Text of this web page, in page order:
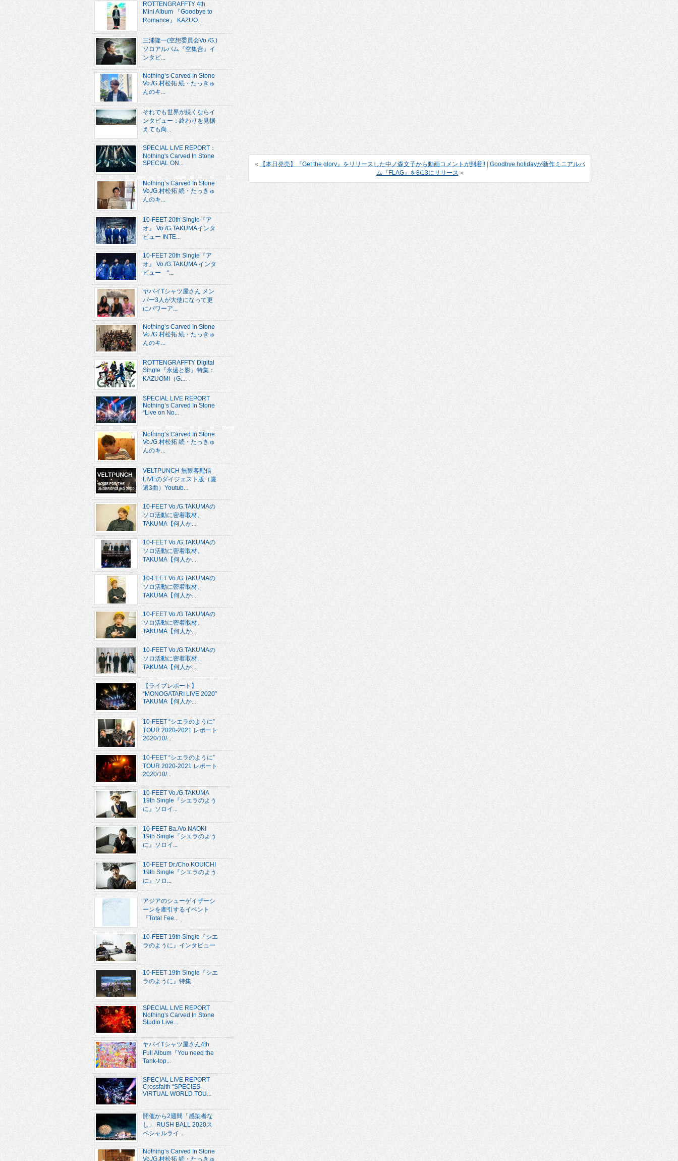
« 【本日発売】『Get the glory』をリリースした中ノ森文子から動画コメントが到着!!| Goodbye holidayが新作ミニアルバ
ム『FLAG』を8/13にリリース »
ROTTENGRAFFTY 4th
Mini Album 『Goodbye to
Romance』 KAZUO...
三浦隆一(空想委員会Vo./G.)
ソロアルバム『空集合』イ
ンタビ...
Nothing’s Carved In Stone
Vo./G.村松拓 続・たっきゅ
んのキ...
それでも世界が続くならイ
ンタビュー：終わりを見据
えても尚...
SPECIAL LIVE REPORT：
Nothing's Carved In Stone
SPECIAL ON...
Nothing’s Carved In Stone
Vo./G.村松拓 続・たっきゅ
んのキ...
10-FEET 20th Single『ア
オ』 Vo./G.TAKUMAインタ
ビュー INTE...
10-FEET 20th Single『ア
オ』 Vo./G.TAKUMA インタ
ビュー “...
ヤバイTシャツ屋さん メン
バー3人が大使になって更
にパワーア...
Nothing’s Carved In Stone
Vo./G.村松拓 続・たっきゅ
んのキ...
ROTTENGRAFFTY Digital
Single『永遠と影』特集：
KAZUOMI（G....
SPECIAL LIVE REPORT
Nothing’s Carved In Stone
“Live on No...
Nothing’s Carved In Stone
Vo./G.村松拓 続・たっきゅ
んのキ...
VELTPUNCH 無観客配信
LIVEのダイジェスト版（厳
選3曲）Youtub...
10-FEET Vo./G.TAKUMAの
ソロ活動に密着取材。
TAKUMA【何人か...
10-FEET Vo./G.TAKUMAの
ソロ活動に密着取材。
TAKUMA【何人か...
10-FEET Vo./G.TAKUMAの
ソロ活動に密着取材。
TAKUMA【何人か...
10-FEET Vo./G.TAKUMAの
ソロ活動に密着取材。
TAKUMA【何人か...
10-FEET Vo./G.TAKUMAの
ソロ活動に密着取材。
TAKUMA【何人か...
【ライブレポート】
“MONOGATARI LIVE 2020”
TAKUMA【何人か...
10-FEET “シエラのように”
TOUR 2020-2021 レポート
2020/10/...
10-FEET “シエラのように”
TOUR 2020-2021 レポート
2020/10/...
10-FEET Vo./G.TAKUMA
19th Single『シエラのよう
に』ソロイ...
10-FEET Ba./Vo.NAOKI
19th Single『シエラのよう
に』ソロイ...
10-FEET Dr./Cho.KOUICHI
19th Single『シエラのよう
に』ソロ...
アジアのシューゲイザーシ
ーンを牽引するイベント
『Total Fee...
10-FEET 19th Single『シエ
ラのように』インタビュー
10-FEET 19th Single『シエ
ラのように』特集
SPECIAL LIVE REPORT
Nothing's Carved In Stone
Studio Live...
ヤバイTシャツ屋さん4th
Full Album『You need the
Tank-top...
SPECIAL LIVE REPORT
Crossfaith “SPECIES
VIRTUAL WORLD TOU...
開催から2週間「感染者な
し」 RUSH BALL 2020ス
ペシャルライ...
Nothing’s Carved In Stone
Vo./G.村松拓 続・たっきゅ